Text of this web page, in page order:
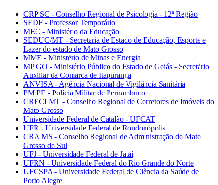
CRP SC - Conselho Regional de Psicologia - 12ª Região
SEDF - Professor Temporário
MEC - Ministério da Educação
SEDUC/MT - Secretaria de Estado de Educação, Esporte e
Lazer do estado de Mato Grosso
MME - Ministério de Minas e Energia
MP GO - Ministério Público do Estado de Goiás - Secretário
Auxiliar da Comarca de Itapuranga
ANVISA - Agência Nacional de Vigilância Sanitária
PM PE - Polícia Militar de Pernambuco
CRECI MT - Conselho Regional de Corretores de Imóveis do
Mato Grosso
Universidade Federal de Catalão - UFCAT
UFR - Universidade Federal de Rondonópolis
CRA MS - Conselho Regional de Administração do Mato
Grosso do Sul
UFJ - Universidade Federal de Jataí
UFRN - Universidade Federal do Rio Grande do Norte
UFCSPA - Universidade Federal de Ciência da Saúde de
Porto Alegre